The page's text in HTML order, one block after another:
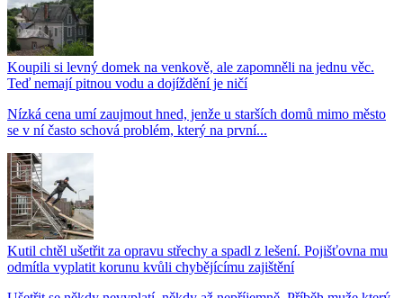
Koupili si levný domek na venkově, ale zapomněli na jednu věc.
Teď nemají pitnou vodu a dojíždění je ničí
Nízká cena umí zaujmout hned, jenže u starších domů mimo město
se v ní často schová problém, který na první...
Kutil chtěl ušetřit za opravu střechy a spadl z lešení. Pojišťovna mu
odmítla vyplatit korunu kvůli chybějícímu zajištění